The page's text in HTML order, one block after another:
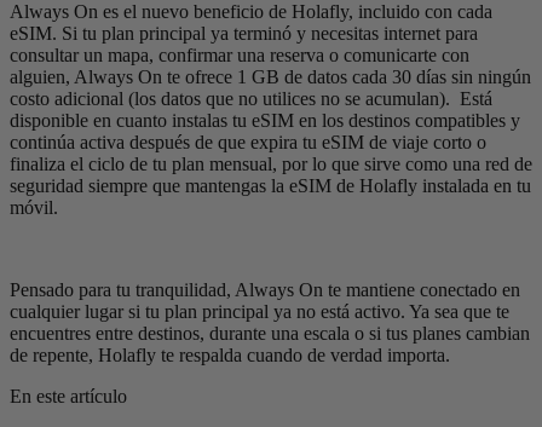
Always On es el nuevo beneficio de Holafly, incluido con cada
eSIM. Si tu plan principal ya terminó y necesitas internet para
consultar un mapa, confirmar una reserva o comunicarte con
alguien, Always On te ofrece 1 GB de datos cada 30 días sin ningún
costo adicional (los datos que no utilices no se acumulan). Está
disponible en cuanto instalas tu eSIM en los destinos compatibles y
continúa activa después de que expira tu eSIM de viaje corto o
finaliza el ciclo de tu plan mensual, por lo que sirve como una red de
seguridad siempre que mantengas la eSIM de Holafly instalada en tu
móvil.
Pensado para tu tranquilidad, Always On te mantiene conectado en
cualquier lugar si tu plan principal ya no está activo. Ya sea que te
encuentres entre destinos, durante una escala o si tus planes cambian
de repente, Holafly te respalda cuando de verdad importa.
En este artículo